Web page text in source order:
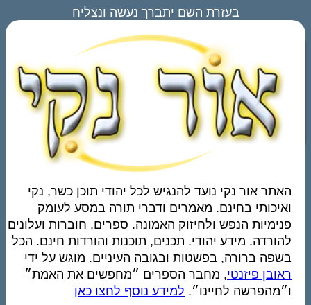
בעזרת השם יתברך נעשה ונצליח
האתר אור נקי נועד להנגיש לכל יהודי תוכן כשר, נקי
ואיכותי בחינם. מאמרים ודברי תורה במסע לעומק
פנימיות הנפש ולחיזוק האמונה. ספרים, חוברות ועלונים
להורדה. מידע יהודי. תכנים, תוכנות והורדות חינם. הכל
בשפה ברורה, בפשטות ובגובה העיניים. מוגש על ידי
ראובן פיזנטי, מחבר הספרים ״מחפשים את האמת״
ו״מהפרשה לחיינו״. למידע נוסף לחצו כאן